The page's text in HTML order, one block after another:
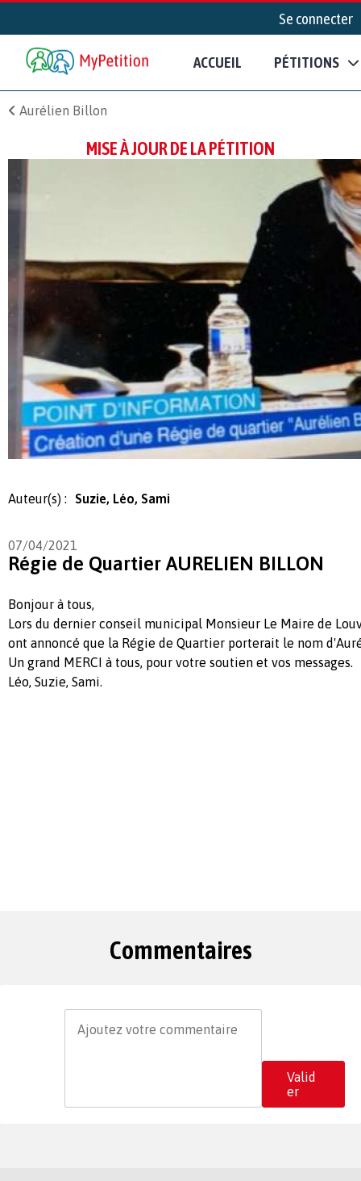
Se connecter
ACCUEIL PÉTITIONS
Aurélien Billon
MISE À JOUR DE LA PÉTITION
Auteur(s) : Suzie, Léo, Sami
07/04/2021
Régie de Quartier AURELIEN BILLON
Bonjour à tous,
Lors du dernier conseil municipal Monsieur Le Maire de
ont annoncé que la Régie de Quartier porterait le nom
Un grand MERCI à tous, pour votre soutien et vos messages.
Léo, Suzie, Sami.
Commentaires
Valid
er